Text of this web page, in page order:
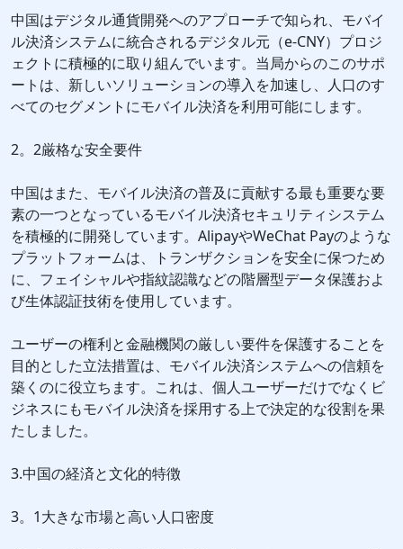
中国はデジタル通貨開発へのアプローチで知られ、モバイ
ル決済システムに統合されるデジタル元（e-CNY）プロジ
ェクトに積極的に取り組んでいます。当局からのこのサポ
ートは、新しいソリューションの導入を加速し、人口のす
べてのセグメントにモバイル決済を利用可能にします。
2。2厳格な安全要件
中国はまた、モバイル決済の普及に貢献する最も重要な要
素の一つとなっているモバイル決済セキュリティシステム
を積極的に開発しています。AlipayやWeChat Payのような
プラットフォームは、トランザクションを安全に保つため
に、フェイシャルや指紋認識などの階層型データ保護およ
び生体認証技術を使用しています。
ユーザーの権利と金融機関の厳しい要件を保護することを
目的とした立法措置は、モバイル決済システムへの信頼を
築くのに役立ちます。これは、個人ユーザーだけでなくビ
ジネスにもモバイル決済を採用する上で決定的な役割を果
たしました。
3.中国の経済と文化的特徴
3。1大きな市場と高い人口密度